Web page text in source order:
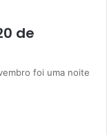
de
foi uma noite